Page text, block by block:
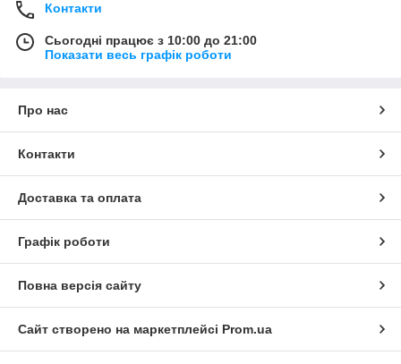
Контакти
Сьогодні працює з 10:00 до 21:00
Показати весь графік роботи
Про нас
Контакти
Доставка та оплата
Графік роботи
Повна версія сайту
Сайт створено на маркетплейсі Prom.ua